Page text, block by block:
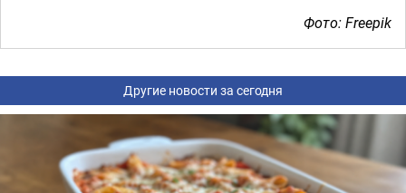
Фото: Freepik
Другие новости за сегодня